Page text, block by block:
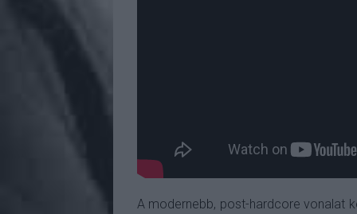
A modernebb, post-hardcore vonalat